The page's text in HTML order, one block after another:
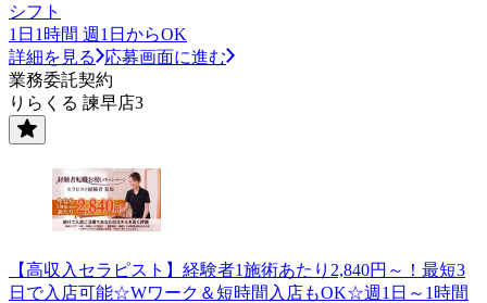
シフト
1日1時間 週1日からOK
詳細を見る
応募画面に進む
業務委託契約
りらくる 諫早店3
【高収入セラピスト】経験者1施術あたり2,840円～！最短3
日で入店可能☆Wワーク＆短時間入店もOK☆週1日～1時間